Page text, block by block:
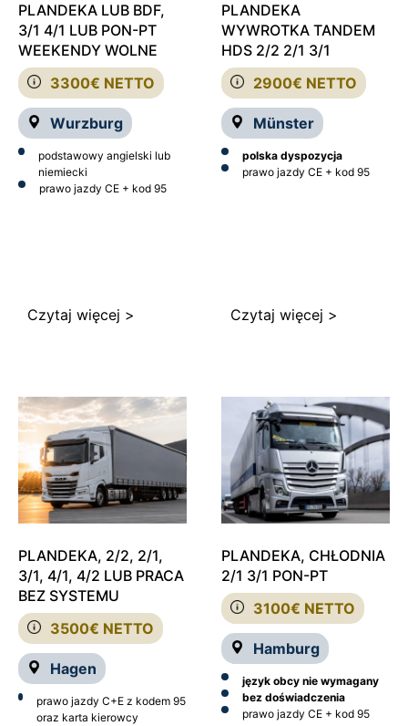
3300€ NETTO
Wurzburg
PLANDEKA LUB BDF,
3/1 4/1 LUB PON-PT
WEEKENDY WOLNE
podstawowy angielski lub
niemiecki
prawo jazdy CE + kod 95
Czytaj więcej >
2900€ NETTO
Münster
PLANDEKA
WYWROTKA TANDEM
HDS 2/2 2/1 3/1
polska dyspozycja
prawo jazdy CE + kod 95
Czytaj więcej >
3500€ NETTO
Hagen
PLANDEKA, 2/2, 2/1,
3/1, 4/1, 4/2 LUB PRACA
BEZ SYSTEMU
prawo jazdy C+E z kodem 95
oraz karta kierowcy
3100€ NETTO
Hamburg
PLANDEKA, CHŁODNIA
2/1 3/1 PON-PT
język obcy nie wymagany
bez doświadczenia
prawo jazdy CE + kod 95